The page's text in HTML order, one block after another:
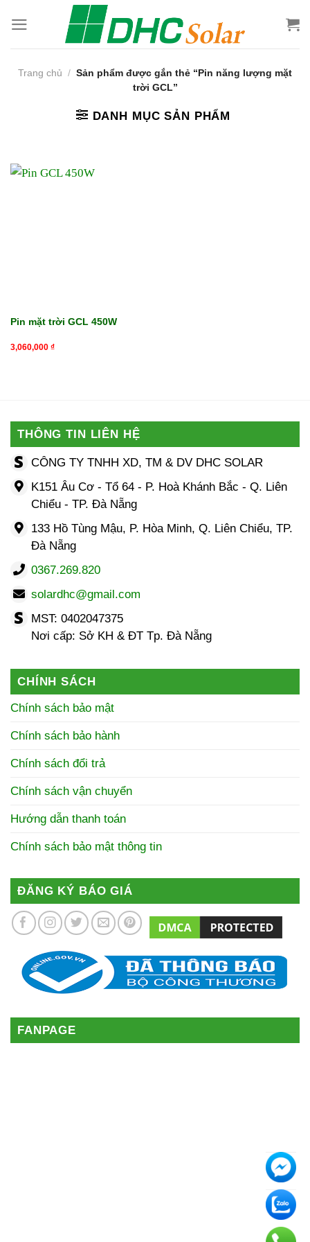
qua
nội
Trang chủ / Sản phẩm được gắn thẻ “Pin năng lượng mặt
trời GCL”
DANH MỤC SẢN PHẨM
Pin mặt trời GCL 450W
3,060,000 ₫
THÔNG TIN LIÊN HỆ
CÔNG TY TNHH XD, TM & DV DHC SOLAR
K151 Âu Cơ - Tổ 64 - P. Hoà Khánh Bắc - Q. Liên
Chiểu - TP. Đà Nẵng
133 Hồ Tùng Mậu, P. Hòa Minh, Q. Liên Chiểu, TP.
Đà Nẵng
0367.269.820
solardhc@gmail.com
MST: 0402047375
Nơi cấp: Sở KH & ĐT Tp. Đà Nẵng
CHÍNH SÁCH
Chính sách bảo mật
Chính sách bảo hành
Chính sách đổi trả
Chính sách vận chuyển
Hướng dẫn thanh toán
Chính sách bảo mật thông tin
ĐĂNG KÝ BÁO GIÁ
FANPAGE